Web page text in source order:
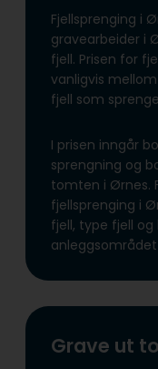
Fjellsprenging i
gravearbeider i
fjell. Prisen for
vanligvis
fjell som
I prisen inngår
sprengning og
tomten i Ørnes.
fjellsprenging i
fjell, type fjell
anleggsområdet
Grave ut